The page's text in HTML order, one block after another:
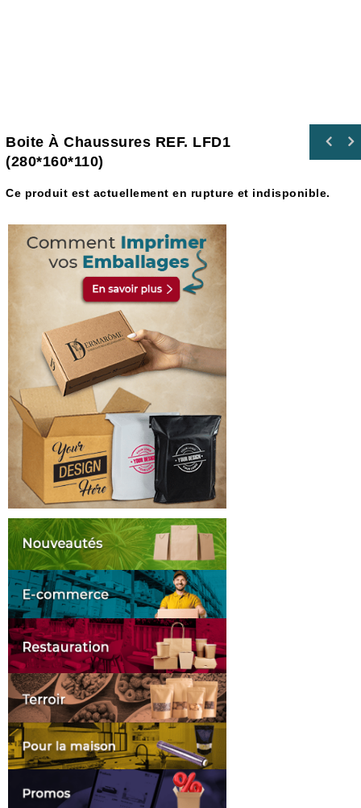
Boite À Chaussures REF. LFD1
(280*160*110)
Ce produit est actuellement en rupture et indisponible.